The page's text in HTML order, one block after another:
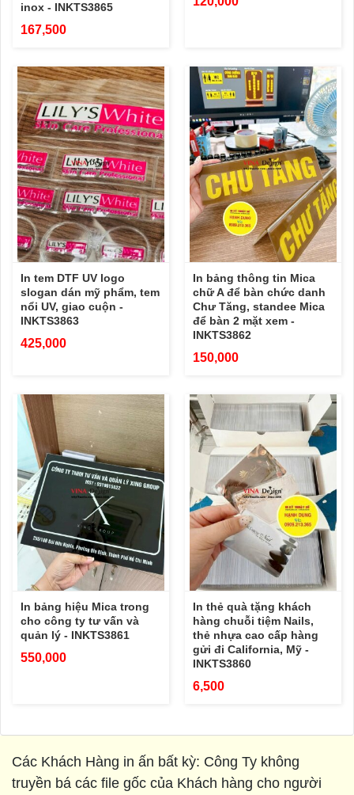
inox - INKTS3865
167,500
In tem DTF UV logo
slogan dán mỹ phẩm, tem
nổi UV, giao cuộn -
INKTS3863
425,000
In bảng thông tin Mica
chữ A để bàn chức danh
Chư Tăng, standee Mica
để bàn 2 mặt xem -
INKTS3862
150,000
In bảng hiệu Mica trong
cho công ty tư vấn và
quản lý - INKTS3861
550,000
In thẻ quà tặng khách
hàng chuỗi tiệm Nails,
thẻ nhựa cao cấp hàng
gửi đi California, Mỹ -
INKTS3860
6,500
Các Khách Hàng in ấn bất kỳ: Công Ty không
truyền bá các file gốc của Khách hàng cho người